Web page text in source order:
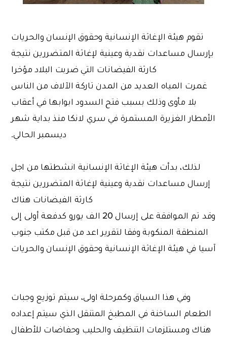
تقوم هيئة الإغاثة الإنسانية وحقوق الإنسان والحريات
بإرسال مساعدات نقدية وعينية لإغاثة المتضررين نتيجة
كارثة الفيضانات التي ضربت البلاد مؤخرا
غمرت المياه العديد من المدن تاركة الآلاف من الناس
بلا مأوى وذلك بسبب فتح السدود ابوابها في أعقاب
الأمطار الغزيرة المستمرة في سري لانكا منذ بداية شهر
ديسمبر الحالي.
لذلك، بدأت هيئة الإغاثة الإنسانية انشطتها من اجل
إرسال مساعدات نقدية وعينية لإغاثة المتضررين نتيجة
كارثة الفيضانات هناك
وقد تم الموافقة على إرسال 20 الف يورو كدفعة أولى إلى
المنطقة المنكوبة وفقا لتقرير اعد من قبل مكتب جنوب
آسيا في هيئة الإغاثة الإنسانية وحقوق الإنسان والحريات
وفي هذا السياق وكمرحلة اولى، سيتم توزيع وجبات
الطعام الساخنة في المطبخ المتنقل الذي سيتم إعداده
هناك ومستلزمات التنظيف والحليب وحفاضات للأطفال